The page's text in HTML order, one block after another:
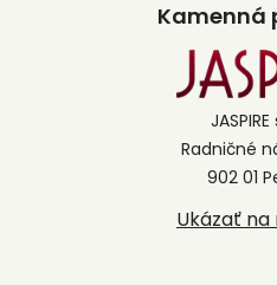
Kamenná
Radničné
902 01
Ukázať